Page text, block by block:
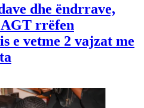
dhe ëndrrave,
rrëfen
e vetme 2 vajzat me